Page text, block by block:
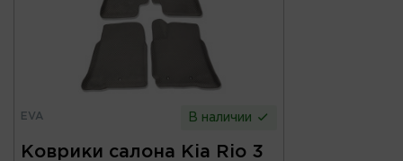
EVA В наличии
Коврики салона Kia Rio 3